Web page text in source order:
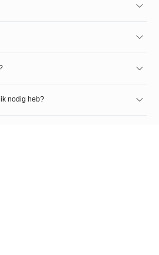
nodig heb?